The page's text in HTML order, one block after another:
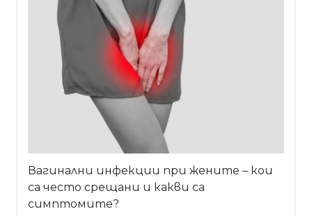
Вагинални инфекции при жените – кои
са често срещани и какви са
симптомите?